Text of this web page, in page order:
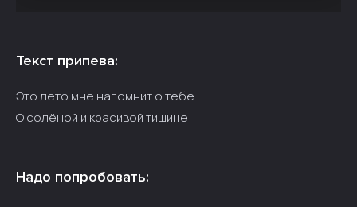
Текст припева:
Это лето мне напомнит о тебе
О солёной и красивой тишине
Надо попробовать: